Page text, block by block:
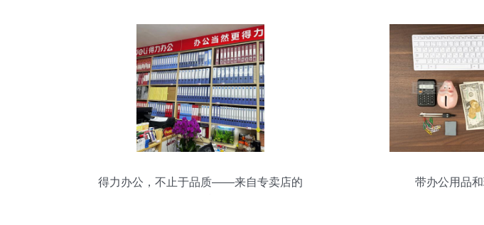
得力办公，不止于品质——来自专卖店的
带办公用品